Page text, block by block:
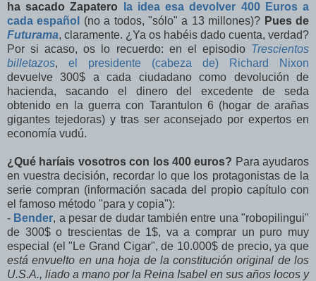
ha sacado Zapatero
la idea esa devolver 400 Euros a
cada español
(no a todos, "sólo" a 13 millones)? Pues de
Futurama, claramente. ¿Ya os habéis dado cuenta, verdad?
Por si acaso, os lo recuerdo: en el episodio Trescientos
billetazos, el presidente (cabeza de) Richard Nixon
devuelve 300$ a cada ciudadano como devolución de
hacienda, sacando el dinero del excedente de seda
obtenido en la guerra con Tarantulon 6 (hogar de arañas
gigantes tejedoras) y tras ser aconsejado por expertos en
economía vudú.
¿Qué haríais vosotros con los 400 euros? Para ayudaros
en vuestra decisión, recordar lo que los protagonistas de la
serie compran (información sacada del propio capítulo con
el famoso método "para y copia"):
- Bender, a pesar de dudar también entre una "robopilingui"
de 300$ o trescientas de 1$, va a comprar un puro muy
especial (el "Le Grand Cigar", de 10.000$ de precio, ya que
está envuelto en una hoja de la constitución original de los
U.S.A., liado a mano por la Reina Isabel en sus años locos y